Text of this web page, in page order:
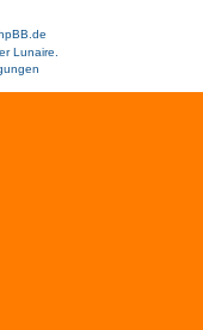
Lunaire.